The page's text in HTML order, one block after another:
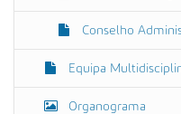
Conselho
Equipa
Organograma